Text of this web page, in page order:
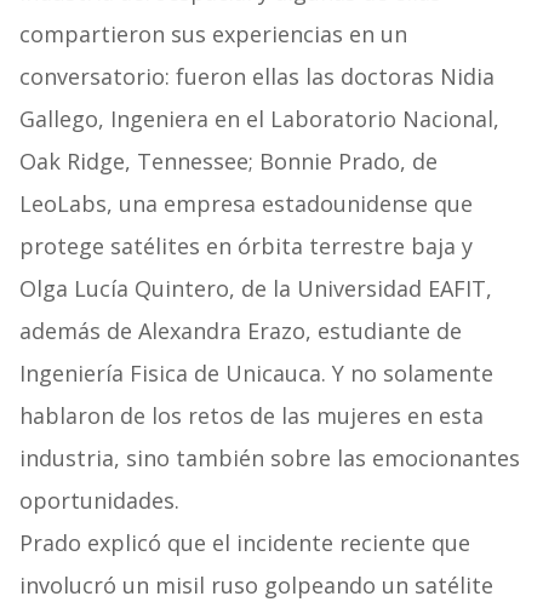
compartieron sus experiencias en un
conversatorio: fueron ellas las doctoras Nidia
Gallego, Ingeniera en el Laboratorio Nacional,
Oak Ridge, Tennessee; Bonnie Prado, de
LeoLabs, una empresa estadounidense que
protege satélites en órbita terrestre baja y
Olga Lucía Quintero, de la Universidad EAFIT,
además de Alexandra Erazo, estudiante de
Ingeniería Fisica de Unicauca. Y no solamente
hablaron de los retos de las mujeres en esta
industria, sino también sobre las emocionantes
oportunidades.
Prado explicó que el incidente reciente que
involucró un misil ruso golpeando un satélite